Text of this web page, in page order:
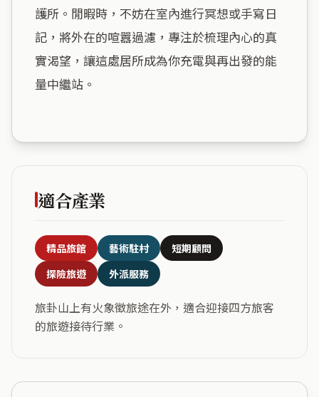
護所。閒暇時，不妨在室內進行冥想或手寫日
記，將外在的喧囂過濾，專注於梳理內心的真
實渴望，讓這處居所成為你充電與再出發的能
量中繼站。
適合產業
精品旅館 藝術駐村
短期顧問
探險旅遊
外派服務
旅卦山上有火象徵旅途在外，適合迎接四方旅客
的旅遊接待行業。